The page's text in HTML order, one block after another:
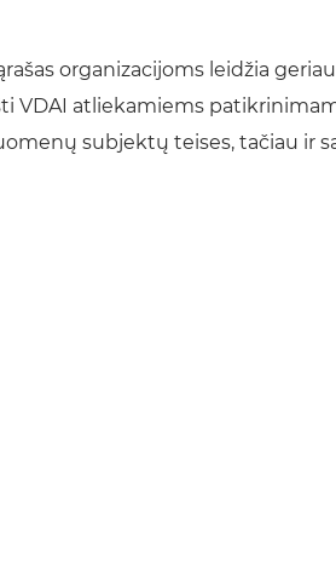
organizacijoms leidžia
VDAI atliekamiems
subjektų teises, tačiau ir